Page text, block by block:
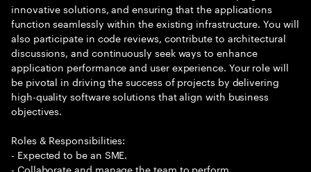
innovative solutions, and ensuring that the applications
function seamlessly within the existing infrastructure. You will
also participate in code reviews, contribute to architectural
discussions, and continuously seek ways to enhance
application performance and user experience. Your role will
be pivotal in driving the success of projects by delivering
high-quality software solutions that align with business
objectives.
Roles & Responsibilities:
- Expected to be an SME.
- Collaborate and manage the team to perform.